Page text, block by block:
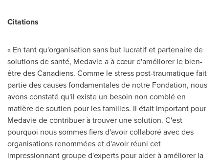
Citations
« En tant qu'organisation sans but lucratif et partenaire de
solutions de santé, Medavie a à cœur d'améliorer le bien-
être des Canadiens. Comme le stress post-traumatique fait
partie des causes fondamentales de notre Fondation, nous
avons constaté qu'il existe un besoin non comblé en
matière de soutien pour les familles. Il était important pour
Medavie de contribuer à trouver une solution. C'est
pourquoi nous sommes fiers d'avoir collaboré avec des
organisations renommées et d'avoir réuni cet
impressionnant groupe d'experts pour aider à améliorer la